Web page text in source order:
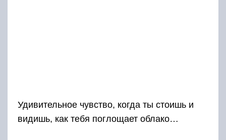
Удивительное чувство, когда ты стоишь и
видишь, как тебя поглощает облако…